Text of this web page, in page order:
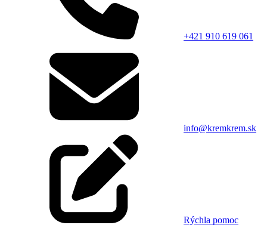
+421 910 619 061
info@kremkrem.sk
Rýchla pomoc